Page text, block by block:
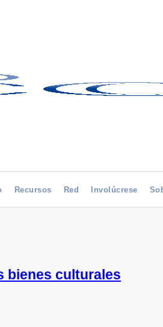
Recursos Red Involúcrese
bienes culturales